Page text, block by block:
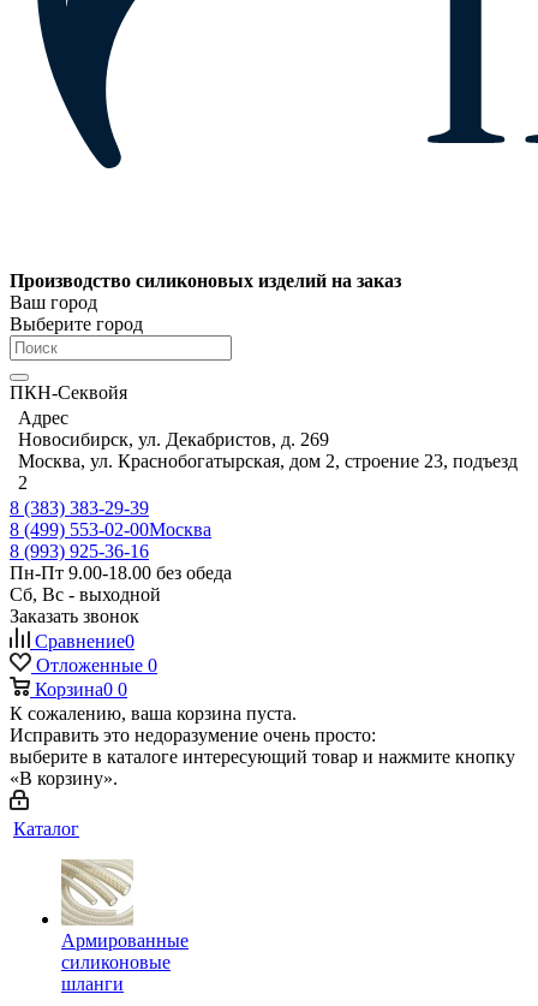
Производство силиконовых изделий на заказ
Ваш город
Выберите город
ПКН-Секвойя
Адрес
Новосибирск, ул. Декабристов, д. 269
Москва, ул. Краснобогатырская, дом 2, строение 23, подъезд
2
8 (383) 383-29-39
8 (499) 553-02-00Москва
8 (993) 925-36-16
Пн-Пт 9.00-18.00 без обеда
Сб, Вс - выходной
Заказать звонок
Сравнение0
Отложенные 0
Корзина0 0
К сожалению, ваша корзина пуста.
Исправить это недоразумение очень просто:
выберите в каталоге интересующий товар и нажмите кнопку
«В корзину».
Каталог
Армированные
силиконовые
шланги